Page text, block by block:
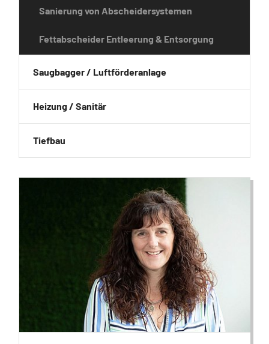
Sanierung von Abscheidersystemen
Fettabscheider Entleerung & Entsorgung
Saugbagger / Luftförderanlage
Heizung / Sanitär
Tiefbau